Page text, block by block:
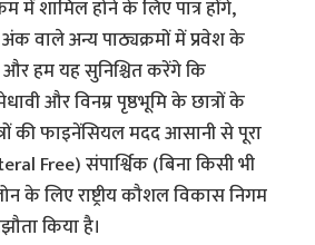
में शामिल होने के लिए पात्र होंगे,
वाले अन्य पाठ्यक्रमों में प्रवेश के
और हम यह सुनिश्चित करेंगे कि
और विनम्र पृष्ठभूमि के छात्रों के
की फाइनेंसियल मदद आसानी से पूरा
Free) संपार्श्विक (बिना किसी भी
के लिए राष्ट्रीय कौशल विकास निगम
किया है।